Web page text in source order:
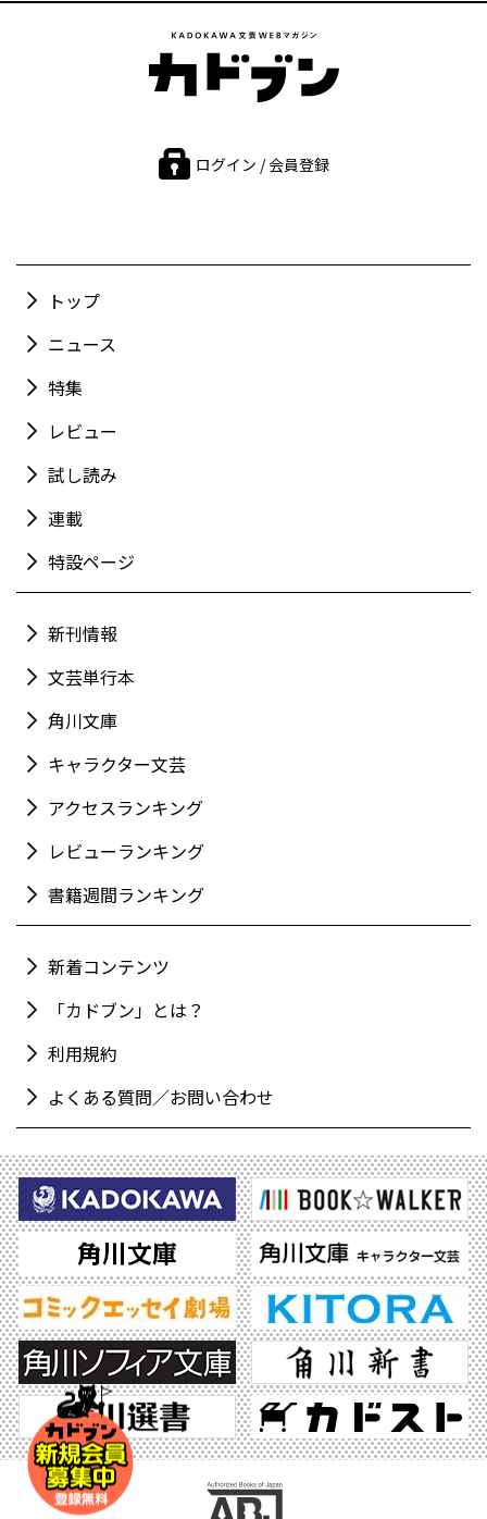
ログイン / 会員登録
トップ
ニュース
特集
レビュー
試し読み
連載
特設ページ
新刊情報
文芸単行本
角川文庫
キャラクター文芸
アクセスランキング
レビューランキング
書籍週間ランキング
新着コンテンツ
「カドブン」とは？
利用規約
よくある質問／お問い合わせ